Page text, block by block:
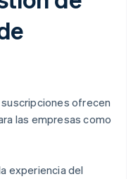
ofrecen
las empresas como
experiencia del